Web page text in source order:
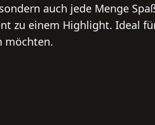
auch jede Menge
zu einem Highlight. Ideal
möchten.